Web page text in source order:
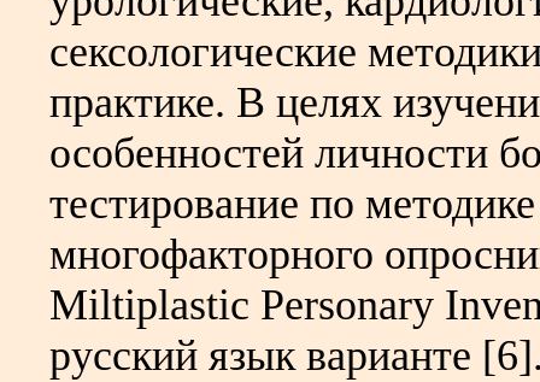
сексологические
практике. В целях
особенностей личности
тестирование по
многофакторного
Miltiplastic Personary
русский язык варианте